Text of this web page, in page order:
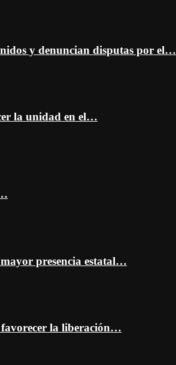
y denuncian disputas por el…
la unidad en el…
presencia estatal…
favorecer la liberación…